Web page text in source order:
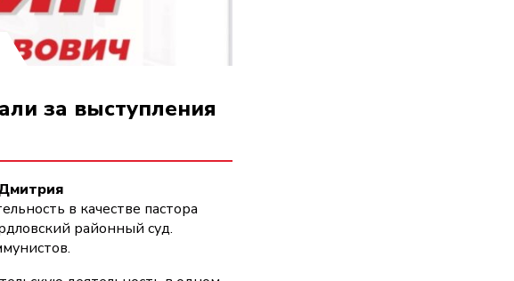
за выступления
в качестве пастора
районный суд.